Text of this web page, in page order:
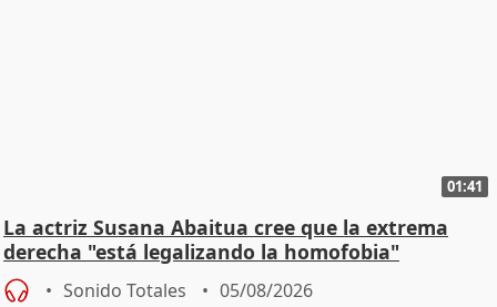
01:41
La actriz Susana Abaitua cree que la extrema
derecha "está legalizando la homofobia"
Sonido Totales 05/08/2026